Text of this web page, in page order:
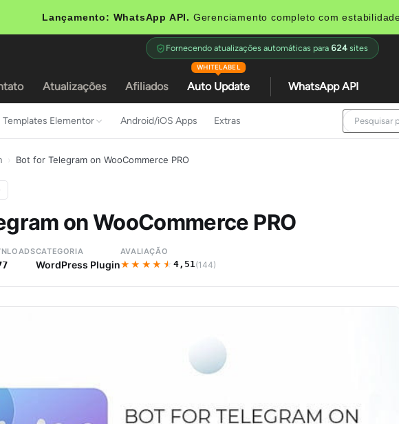
Lançamento: WhatsApp API. Gerenciamento completo com
Atualizações Afiliados Auto Update
WHITELABEL
WhatsApp API
Fornecendo atualizações automáticas para 624 sites
Templates Elementor Android/iOS Apps Extras
Bot for Telegram on WooCommerce PRO
on WooCommerce PRO
CATEGORIA
WordPress Plugin
AVALIAÇÃO
★★★★★
★★★★★4,51(144)